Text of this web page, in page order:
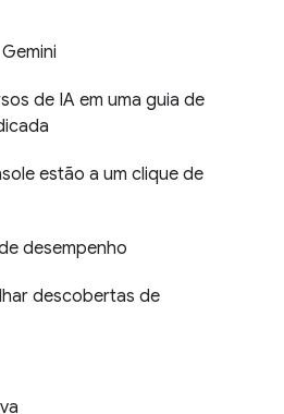
de IA em uma guia de
estão a um clique de
desempenho
descobertas de